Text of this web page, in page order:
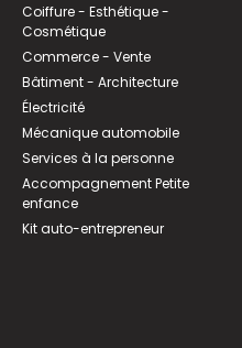
Coiffure - Esthétique -
Cosmétique
Commerce - Vente
Bâtiment - Architecture
Électricité
Mécanique automobile
Services à la personne
Accompagnement Petite
enfance
Kit auto-entrepreneur